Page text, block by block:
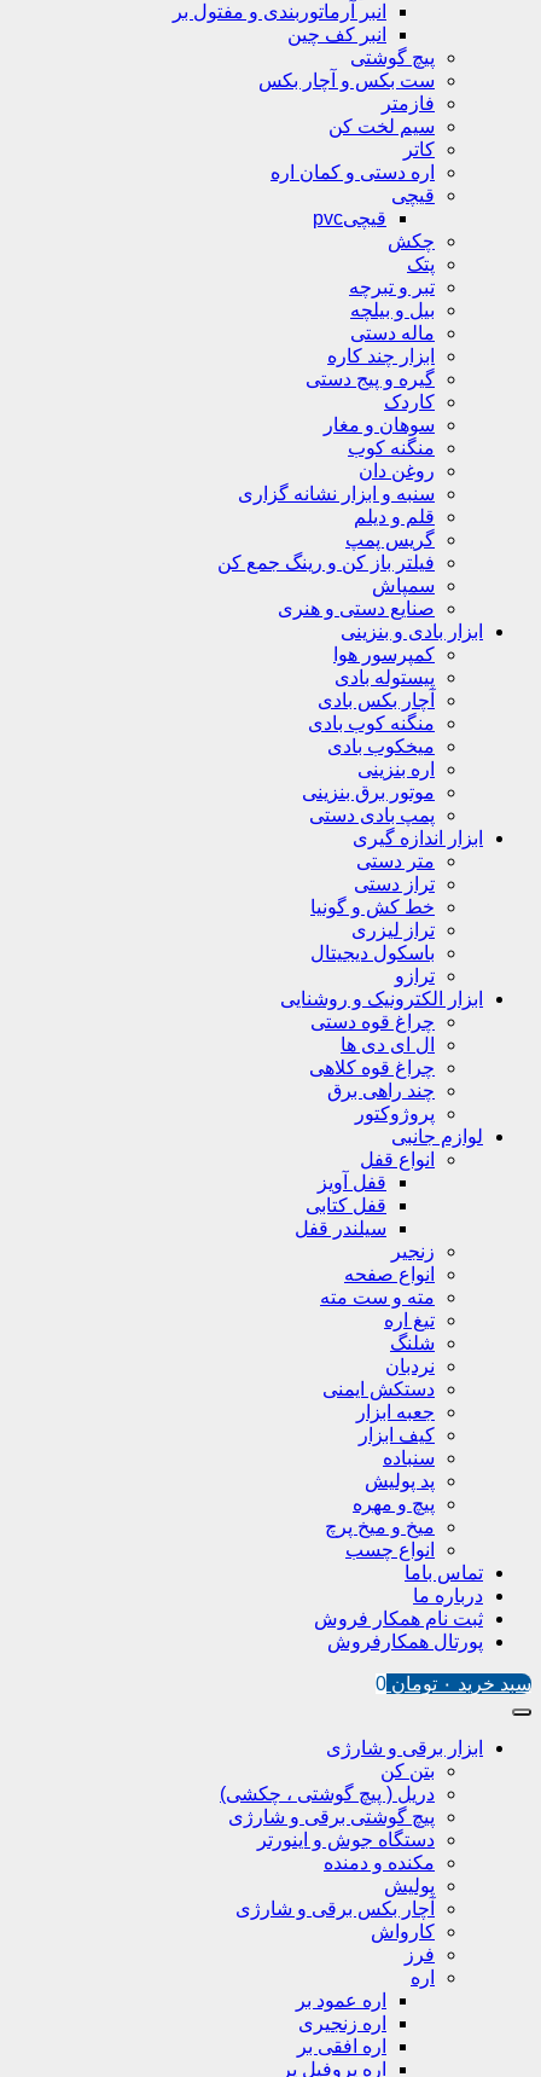
انبر آرماتوربندی و مفتول بر
انبر کف چین
پیچ گوشتی
ست بکس و آچار بکس
فازمتر
سیم لخت کن
کاتر
اره دستی و کمان اره
قیچی
قیچیpvc
چکش
پتک
تبر و تبرچه
بیل و بیلچه
ماله دستی
ابزار چند کاره
گیره و پیج دستی
کاردک
سوهان و مغار
منگنه کوب
روغن دان
سنبه و ابزار نشانه گزاری
قلم و دیلم
گریس پمپ
فیلتر باز کن و رینگ جمع کن
سمپاش
صنایع دستی و هنری
ابزار بادی و بنزینی
کمپرسور هوا
پیستوله بادی
آچار بکس بادی
منگنه کوب بادی
میخکوب بادی
اره بنزینی
موتور برق بنزینی
پمپ بادی دستی
ابزار اندازه گیری
متر دستی
تراز دستی
خط کش و گونیا
تراز لیزری
باسکول دیجیتال
ترازو
ابزار الکترونیک و روشنایی
چراغ قوه دستی
ال ای دی ها
چراغ قوه کلاهی
چند راهی برق
پروژوکتور
لوازم جانبی
انواع قفل
قفل آویز
قفل کتابی
سیلندر قفل
زنجیر
انواع صفحه
مته و ست مته
تیغ اره
شلنگ
نردبان
دستکش ایمنی
جعبه ابزار
کیف ابزار
سنباده
پد پولیش
پیچ و مهره
میخ و میخ پرچ
انواع چسب
تماس باما
درباره ما
ثبت نام همکار فروش
پورتال همکارفروش
سبد خرید ۰ تومان 0
ابزار برقی و شارژی
بتن کن
دریل ( پیچ گوشتی ، چکشی)
پیچ گوشتی برقی و شارژی
دستگاه جوش و اینورتر
مکنده و دمنده
پولیش
آچار بکس برقی و شارژی
کارواش
فرز
اره
اره عمود بر
اره زنجیری
اره افقی بر
اره پروفیل پر